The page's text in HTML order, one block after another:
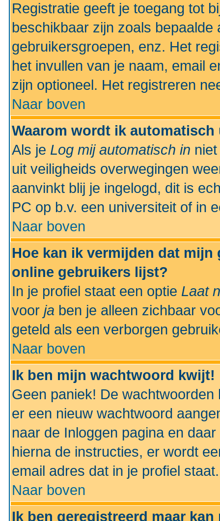
Registratie geeft je toegang tot
beschikbaar zijn zoals
gebruikersgroepen, enz. Het
het invullen van je naam, email
zijn optioneel. Het registreren
Naar boven
Waarom wordt ik
Als je Log mij automatisch in
uit veiligheids overwegingen
aanvinkt blij je ingelogd, dit is
PC op b.v. een universiteit of in
Naar boven
Hoe kan ik vermijden dat
online gebruikers lijst?
In je profiel staat een optie Laat
voor ja ben je alleen zichbaar
geteld als een verborgen
Naar boven
Ik ben mijn wachtwoord kwijt!
Geen paniek! De
er een nieuw wachtwoord
naar de Inloggen pagina en
hierna de instructies, er wordt
email adres dat in je profiel staat.
Naar boven
Ik ben geregistreerd maar